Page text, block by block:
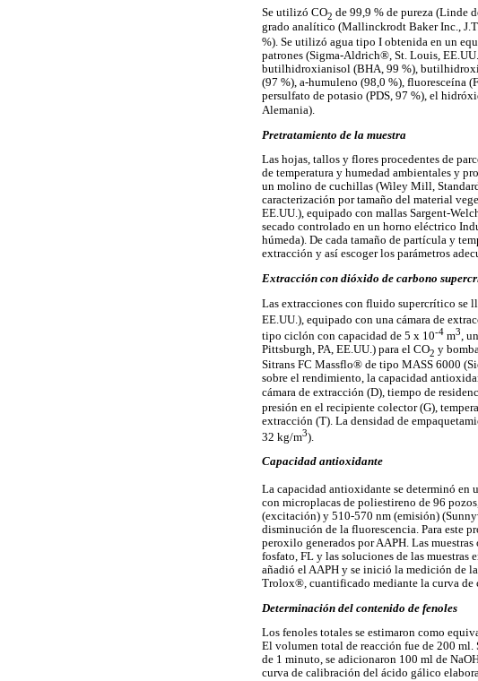
Se utilizó CO2 de 99,9 % de pureza (Linde
grado analítico (Mallinckrodt Baker Inc.,
%). Se utilizó agua tipo I obtenida en un
patrones (Sigma-Aldrich®, St. Louis,
butilhidroxianisol (BHA, 99 %),
(97 %), a-humuleno (98,0 %), fluoresceína
persulfato de potasio (PDS, 97 %), el
Alemania).
Pretratamiento de la muestra
Las hojas, tallos y flores procedentes de
de temperatura y humedad ambientales y
un molino de cuchillas (Wiley Mill,
caracterización por tamaño del material
EE.UU.), equipado con mallas Sargent-
secado controlado en un horno eléctrico
húmeda). De cada tamaño de partícula y
extracción y así escoger los parámetros
Extracción con dióxido de carbono
Las extracciones con fluido supercrítico se
EE.UU.), equipado con una cámara de
tipo ciclón con capacidad de 5 x 10-4 m3,
Pittsburgh, PA, EE.UU.) para el CO2 y
Sitrans FC Massflo® de tipo MASS 6000
sobre el rendimiento, la capacidad
cámara de extracción (D), tiempo de
presión en el recipiente colector (G),
extracción (T). La densidad de
32 kg/m3).
Capacidad antioxidante
La capacidad antioxidante se determinó en
con microplacas de poliestireno de 96
(excitación) y 510-570 nm (emisión)
disminución de la fluorescencia. Para este
peroxilo generados por AAPH. Las
fosfato, FL y las soluciones de las muestras
añadió el AAPH y se inició la medición de
Trolox®, cuantificado mediante la curva de
Determinación del contenido de fenoles
Los fenoles totales se estimaron como
El volumen total de reacción fue de 200
de 1 minuto, se adicionaron 100 ml de
curva de calibración del ácido gálico